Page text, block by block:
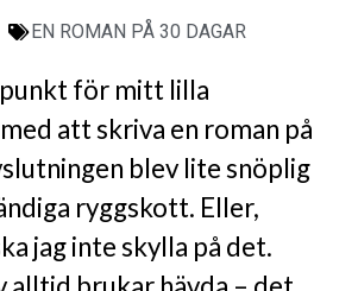
EN ROMAN PÅ 30 DAGAR
för mitt lilla
att skriva en roman på
blev lite snöplig
ryggskott. Eller,
jag inte skylla på det.